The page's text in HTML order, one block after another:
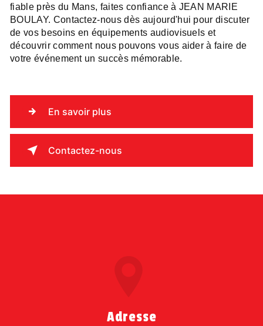
fiable près du Mans, faites confiance à JEAN MARIE
BOULAY. Contactez-nous dès aujourd'hui pour discuter
de vos besoins en équipements audiovisuels et
découvrir comment nous pouvons vous aider à faire de
votre événement un succès mémorable.
En savoir plus
Contactez-nous
Adresse